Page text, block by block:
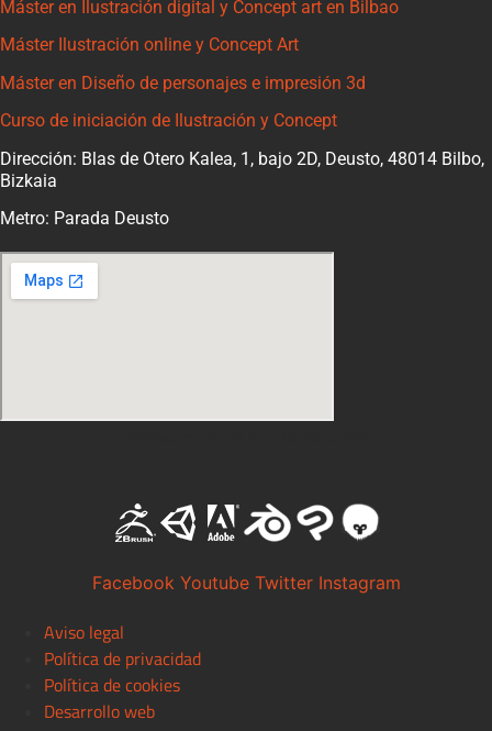
Máster en Ilustración digital y Concept art en Bilbao
Máster Ilustración online y Concept Art
Máster en Diseño de personajes e impresión 3d
Curso de iniciación de Ilustración y Concept
Dirección: Blas de Otero Kalea, 1, bajo 2D, Deusto, 48014 Bilbo,
Bizkaia
Metro: Parada Deusto
Facebook Youtube Twitter Instagram
Aviso legal
Política de privacidad
Política de cookies
Desarrollo web